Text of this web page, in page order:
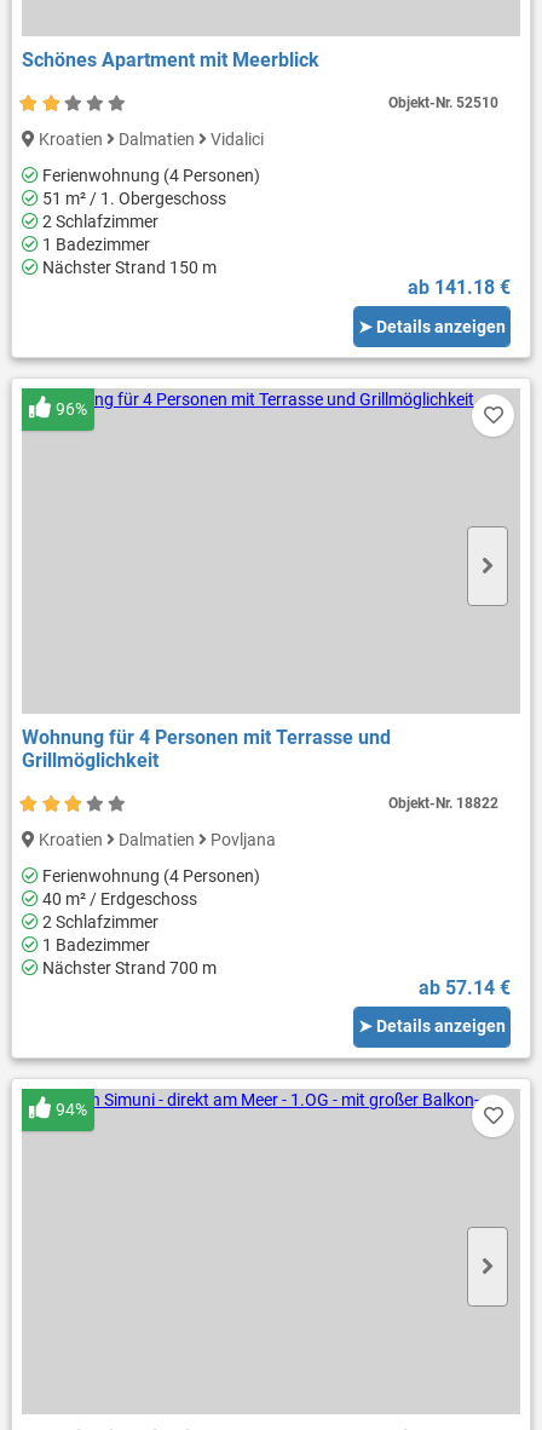
Schönes Apartment mit Meerblick
Kroatien Dalmatien
Vidalici
Ferienwohnung (4 Personen)
51 m² / 1. Obergeschoss
2 Schlafzimmer
1 Badezimmer
Nächster Strand 150 m
ab 141.18 €
➤ Details anzeigen
Objekt-Nr.52510
Wohnung für 4 Personen mit Terrasse und
Grillmöglichkeit
96%
Kroatien Dalmatien
Povljana
Ferienwohnung (4 Personen)
40 m² / Erdgeschoss
2 Schlafzimmer
1 Badezimmer
Nächster Strand 700 m
ab 57.14 €
➤ Details anzeigen
Objekt-Nr. 18822
94%